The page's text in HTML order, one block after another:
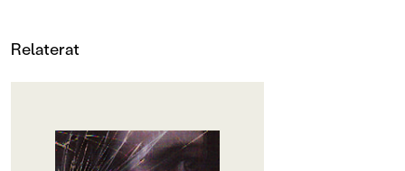
Relaterat
OM BOKEN